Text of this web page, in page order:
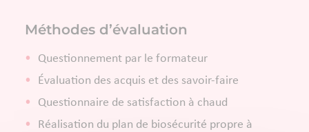
Méthodes d’évaluation
Questionnement par le formateur
Évaluation des acquis et des savoir-faire
Questionnaire de satisfaction à chaud
Réalisation du plan de biosécurité propre à